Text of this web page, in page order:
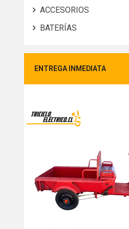
ACCESORIOS
BATERÍAS
ENTREGA INMEDIATA